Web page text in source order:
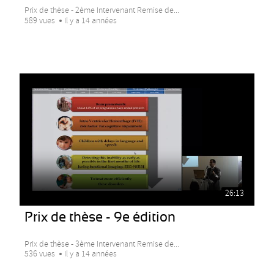
Prix de thèse - 2ème Intervenant Remise de...
589 vues
Il y a 14 années
26:13
Prix de thèse - 9e édition
Prix de thèse - 3ème Intervenant Remise de...
536 vues
Il y a 14 années